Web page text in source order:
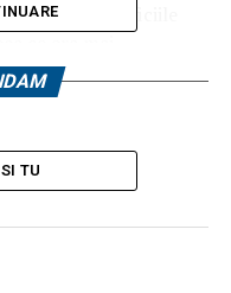
incerca beneficiile
sa-l amintim este
voastra de a
diferitele parastase, in
coliva.creare
TU